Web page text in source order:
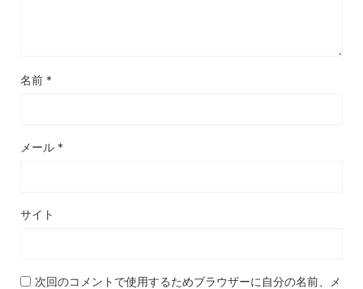
名前 *
メール *
サイト
次回のコメントで使用するためブラウザーに自分の名前、メ